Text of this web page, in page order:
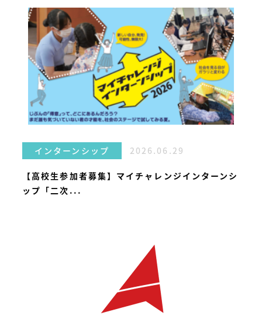
インターンシップ 2026.06.29
【高校生参加者募集】マイチャレンジインターンシ
ップ「二次...